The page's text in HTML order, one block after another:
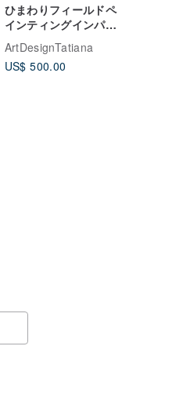
ひまわりフィールドペ
インティングインパス
景油絵の具キャンバス
ウォールアート
ArtDesignTatiana
US$ 500.00